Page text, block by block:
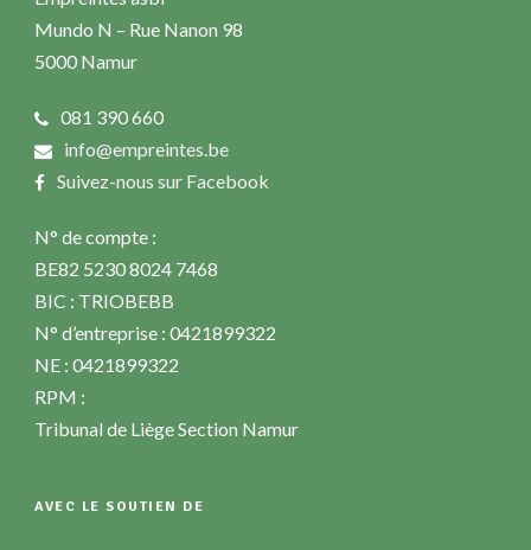
Mundo N – Rue Nanon 98
5000 Namur
081 390 660
info@empreintes.be
Suivez-nous sur Facebook
N° de compte :
BE82 5230 8024 7468
BIC : TRIOBEBB
N° d’entreprise : 0421899322
NE : 0421899322
RPM :
Tribunal de Liège Section Namur
AVEC LE SOUTIEN DE